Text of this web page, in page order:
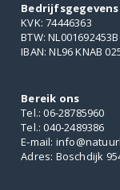
Bedrijfsgegevens
KVK: 74446363
BTW:
IBAN: NL96 KNAB
Bereik ons
Tel.: 06-28785960
Tel.: 040-2489386
E-mail:
Adres: Boschdijk